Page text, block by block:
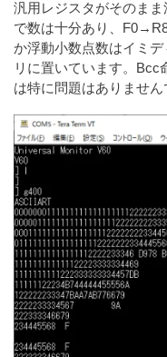
汎用レジスタがそのま
で数は十分あり、
か浮動小数点数はイミ
リに置いています。Bcc
は特に問題はありません